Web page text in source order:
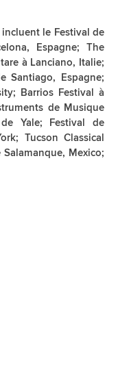
le Festival de
Espagne; The
à Lanciano, Italie;
Santiago, Espagne;
Barrios Festival à
de Musique
Yale; Festival de
Tucson Classical
Mexico;